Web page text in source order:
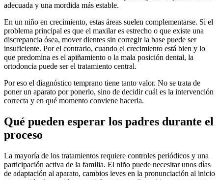
adecuada y una mordida más estable.
En un niño en crecimiento, estas áreas suelen complementarse. Si el
problema principal es que el maxilar es estrecho o que existe una
discrepancia ósea, mover dientes sin corregir la base puede ser
insuficiente. Por el contrario, cuando el crecimiento está bien y lo
que predomina es el apiñamiento o la mala posición dental, la
ortodoncia puede ser el tratamiento central.
Por eso el diagnóstico temprano tiene tanto valor. No se trata de
poner un aparato por ponerlo, sino de decidir cuál es la intervención
correcta y en qué momento conviene hacerla.
Qué pueden esperar los padres durante el
proceso
La mayoría de los tratamientos requiere controles periódicos y una
participación activa de la familia. El niño puede necesitar unos días
de adaptación al aparato, cambios leves en la pronunciación al inicio